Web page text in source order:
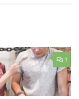
1